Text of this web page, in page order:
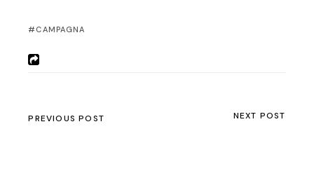
CAMPAGNA
PREVIOUS POST NEXT POST